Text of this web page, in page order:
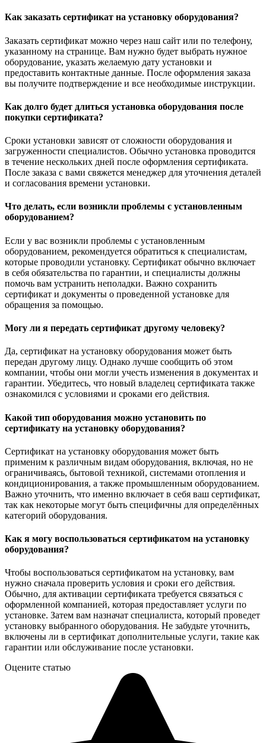
Как заказать сертификат на установку оборудования?
Заказать сертификат можно через наш сайт или по телефону,
указанному на странице. Вам нужно будет выбрать нужное
оборудование, указать желаемую дату установки и
предоставить контактные данные. После оформления заказа
вы получите подтверждение и все необходимые инструкции.
Как долго будет длиться установка оборудования после
покупки сертификата?
Сроки установки зависят от сложности оборудования и
загруженности специалистов. Обычно установка проводится
в течение нескольких дней после оформления сертификата.
После заказа с вами свяжется менеджер для уточнения деталей
и согласования времени установки.
Что делать, если возникли проблемы с установленным
оборудованием?
Если у вас возникли проблемы с установленным
оборудованием, рекомендуется обратиться к специалистам,
которые проводили установку. Сертификат обычно включает
в себя обязательства по гарантии, и специалисты должны
помочь вам устранить неполадки. Важно сохранить
сертификат и документы о проведенной установке для
обращения за помощью.
Могу ли я передать сертификат другому человеку?
Да, сертификат на установку оборудования может быть
передан другому лицу. Однако лучше сообщить об этом
компании, чтобы они могли учесть изменения в документах и
гарантии. Убедитесь, что новый владелец сертификата также
ознакомился с условиями и сроками его действия.
Какой тип оборудования можно установить по
сертификату на установку оборудования?
Сертификат на установку оборудования может быть
применим к различным видам оборудования, включая, но не
ограничиваясь, бытовой техникой, системами отопления и
кондиционирования, а также промышленным оборудованием.
Важно уточнить, что именно включает в себя ваш сертификат,
так как некоторые могут быть специфичны для определённых
категорий оборудования.
Как я могу воспользоваться сертификатом на установку
оборудования?
Чтобы воспользоваться сертификатом на установку, вам
нужно сначала проверить условия и сроки его действия.
Обычно, для активации сертификата требуется связаться с
оформленной компанией, которая предоставляет услуги по
установке. Затем вам назначат специалиста, который проведет
установку выбранного оборудования. Не забудьте уточнить,
включены ли в сертификат дополнительные услуги, такие как
гарантии или обслуживание после установки.
Оцените статью